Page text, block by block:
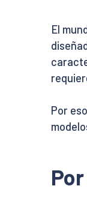
El
Por